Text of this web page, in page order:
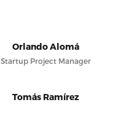
Orlando Alomá
Startup Project Manager
Tomás Ramírez